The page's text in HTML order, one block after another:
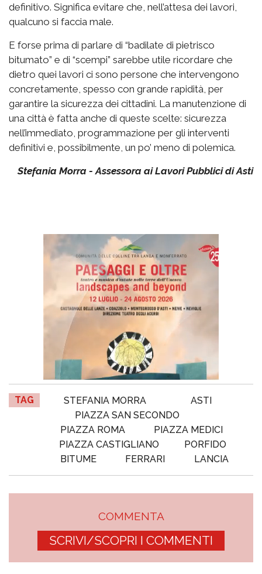
definitivo. Significa evitare che, nell’attesa dei lavori,
qualcuno si faccia male.
E forse prima di parlare di “badilate di pietrisco
bitumato” e di “scempi” sarebbe utile ricordare che
dietro quei lavori ci sono persone che intervengono
concretamente, spesso con grande rapidità, per
garantire la sicurezza dei cittadini. La manutenzione di
una città è fatta anche di queste scelte: sicurezza
nell’immediato, programmazione per gli interventi
definitivi e, possibilmente, un po’ meno di polemica.
Stefania Morra - Assessora ai Lavori Pubblici di Asti
TAG STEFANIA MORRA
ASTI
PIAZZA SAN SECONDO
PIAZZA ROMA
PIAZZA MEDICI
PIAZZA CASTIGLIANO
PORFIDO
BITUME
FERRARI LANCIA
COMMENTA
SCRIVI/SCOPRI I COMMENTI